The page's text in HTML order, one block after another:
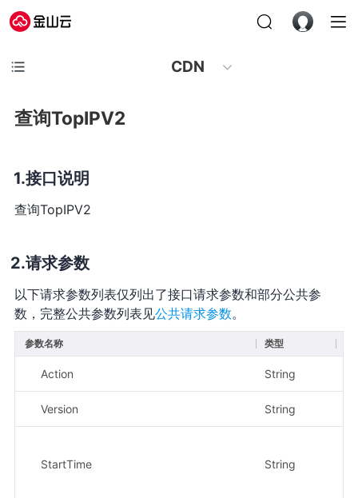
CDN
查询TopIPV2
接口说明
查询TopIPV2
请求参数
以下请求参数列表仅列出了接口请求参数和部分公共参
数，完整公共参数列表见公共请求参数。
参数名称 类型
Action String
Version String
StartTime String